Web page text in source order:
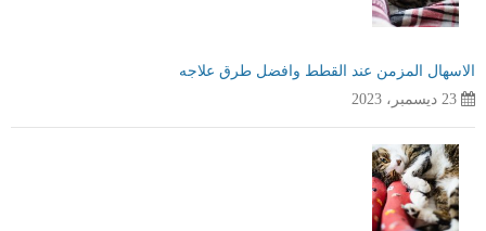
الاسهال المزمن عند القطط وافضل طرق علاجه
23 ديسمبر، 2023